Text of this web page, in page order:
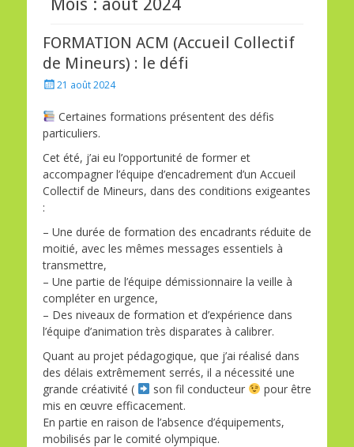
Mois : août 2024
FORMATION ACM (Accueil Collectif
de Mineurs) : le défi
Posted
21 août 2024
Certaines formations présentent des défis
particuliers.
Cet été, j’ai eu l’opportunité de former et
accompagner l’équipe d’encadrement d’un Accueil
Collectif de Mineurs, dans des conditions exigeantes
:
– Une durée de formation des encadrants réduite de
moitié, avec les mêmes messages essentiels à
transmettre,
– Une partie de l’équipe démissionnaire la veille à
compléter en urgence,
– Des niveaux de formation et d’expérience dans
l’équipe d’animation très disparates à calibrer.
Quant au projet pédagogique, que j’ai réalisé dans
des délais extrêmement serrés, il a nécessité une
grande créativité (
son fil conducteur
pour être
mis en œuvre efficacement.
En partie en raison de l’absence d’équipements,
mobilisés par le comité olympique.